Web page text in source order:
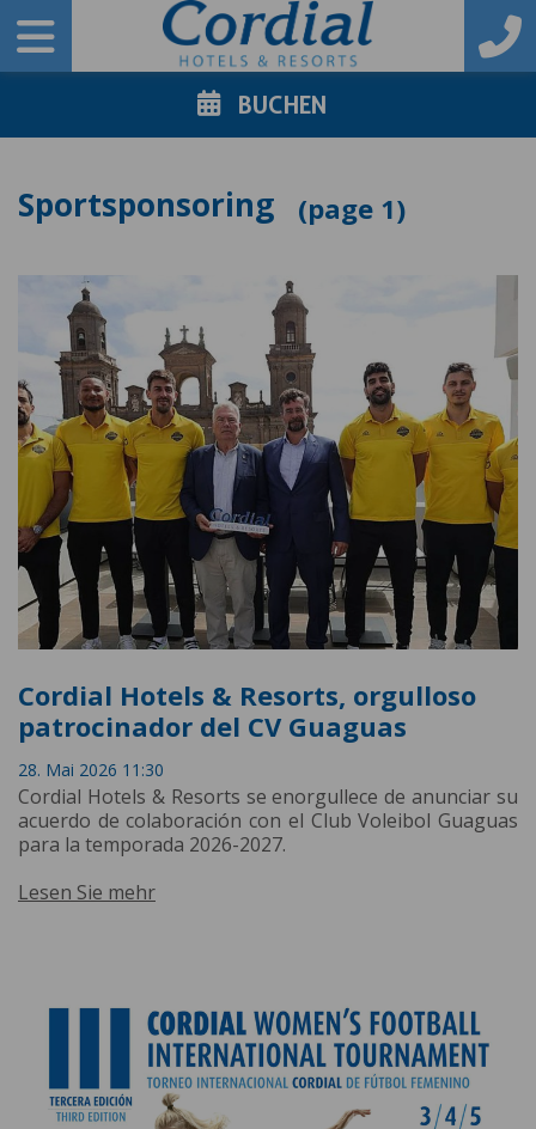
BUCHEN
Sportsponsoring 1
Cordial Hotels & Resorts, orgulloso
patrocinador del CV Guaguas
28. Mai 2026 11:30
Cordial Hotels & Resorts se enorgullece de anunciar su
acuerdo de colaboración con el Club Voleibol Guaguas
para la temporada 2026-2027.
Lesen Sie mehr